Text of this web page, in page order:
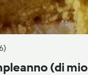
(di mio